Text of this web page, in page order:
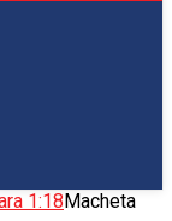
1:18Macheta